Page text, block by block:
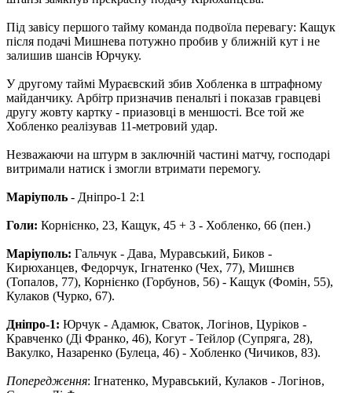
Під завісу першого тайму команда подвоїла перевагу: Кащук
після подачі Мишнева потужно пробив у ближній кут і не
залишив шансів Юрчуку.
У другому таймі Мураєвский збив Хобленка в штрафному
майданчику. Арбітр призначив пенальті і показав гравцеві
другу жовту картку - приазовці в меншості. Все той же
Хобленко реалізував 11-метровий удар.
Незважаючи на штурм в заключній частині матчу, господарі
витримали натиск і змогли втримати перемогу.
Маріуполь - Дніпро-1 2:1
Голи: Корнієнко, 23, Кащук, 45 + 3 - Хобленко, 66 (пен.)
Маріуполь: Гальчук - Дава, Муравський, Биков -
Кирюханцев, Федорчук, Ігнатенко (Чех, 77), Мишнєв
(Топалов, 77), Корнієнко (Горбунов, 56) - Кащук (Фомін, 55),
Кулаков (Чурко, 67).
Дніпро-1: Юрчук - Адамюк, Сваток, Логінов, Цуріков -
Кравченко (Ді Франко, 46), Когут - Тейлор (Супряга, 28),
Вакулко, Назаренко (Булеца, 46) - Хобленко (Чичиков, 83).
Попередження: Ігнатенко, Муравський, Кулаков - Логінов,